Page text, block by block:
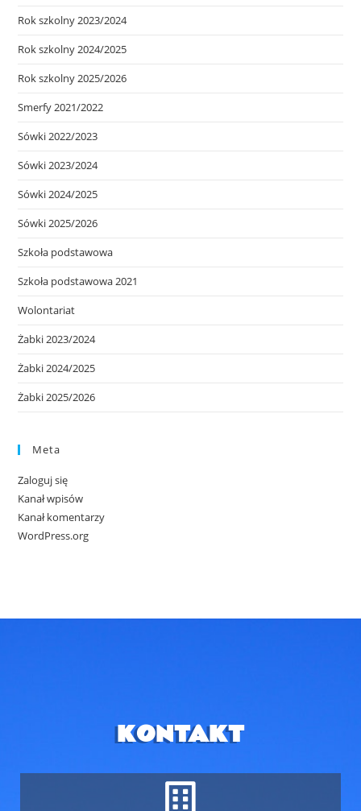
Rok szkolny 2023/2024
Rok szkolny 2024/2025
Rok szkolny 2025/2026
Smerfy 2021/2022
Sówki 2022/2023
Sówki 2023/2024
Sówki 2024/2025
Sówki 2025/2026
Szkoła podstawowa
Szkoła podstawowa 2021
Wolontariat
Żabki 2023/2024
Żabki 2024/2025
Żabki 2025/2026
Meta
Zaloguj się
Kanał wpisów
Kanał komentarzy
WordPress.org
KONTAKT